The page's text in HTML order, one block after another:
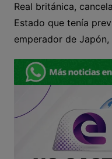
Real británica,
Estado que tenía
emperador de Japón,